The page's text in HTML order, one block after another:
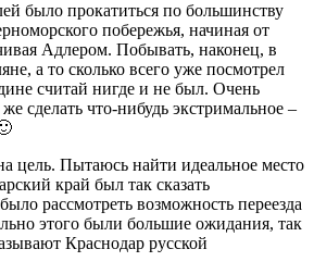
было прокатиться по большинству
побережья, начиная от
Адлером. Побывать, наконец, в
а то сколько всего уже посмотрел
считай нигде и не был. Очень
сделать что-нибудь экстримальное –
цель. Пытаюсь найти идеальное место
край был так сказать
рассмотреть возможность переезда
этого были большие ожидания, так
Краснодар русской